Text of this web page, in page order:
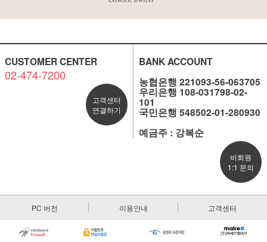
CUSTOMER CENTER
02-474-7200
고객센터
연결하기
BANK ACCOUNT
농협은행 221093-56-063705
우리은행 108-031798-02-
101
국민은행 548502-01-280930
예금주 : 강복순
비회원
1:1 문의
PC 버전 이용안내 고객센터